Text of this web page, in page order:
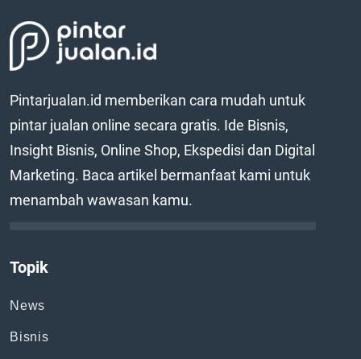
Pintarjualan.id memberikan cara mudah untuk
pintar jualan online secara gratis. Ide Bisnis,
Insight Bisnis, Online Shop, Ekspedisi dan Digital
Marketing. Baca artikel bermanfaat kami untuk
menambah wawasan kamu.
Topik
News
Bisnis